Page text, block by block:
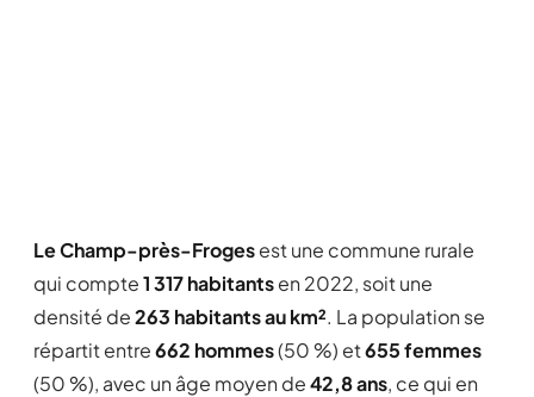
Le Champ-près-Frogesest une commune rurale
qui compte1 317 habitantsen 2022, soit une
densité de263 habitants au km². La population se
répartit entre662 hommes(50 %) et655 femmes
(50 %), avec un âge moyen de42,8 ans, ce qui en